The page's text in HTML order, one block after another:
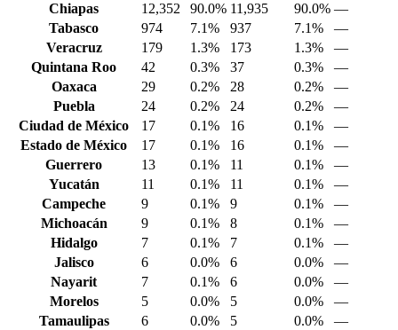
Chiapas
12,352 90.0% 11,935 90.0% —
Tabasco
974 7.1% 937 7.1%
—
Veracruz
179 1.3% 173 1.3%
—
Quintana Roo
42 0.3% 37 0.3%
—
Oaxaca
29 0.2% 28 0.2%
—
Puebla
24 0.2% 24 0.2%
—
Ciudad de México
17 0.1% 16 0.1%
—
Estado de México
17 0.1% 16 0.1%
—
Guerrero
13 0.1% 11 0.1%
—
Yucatán
11 0.1% 11 0.1%
—
Campeche
9 0.1% 9 0.1%
—
Michoacán
9 0.1% 8 0.1%
—
Hidalgo
7 0.1% 7 0.1%
—
Jalisco
6 0.0% 6 0.0%
—
Nayarit
7 0.1% 6 0.0%
—
Morelos
5 0.0% 5 0.0%
—
Tamaulipas
6 0.0% 5 0.0%
—